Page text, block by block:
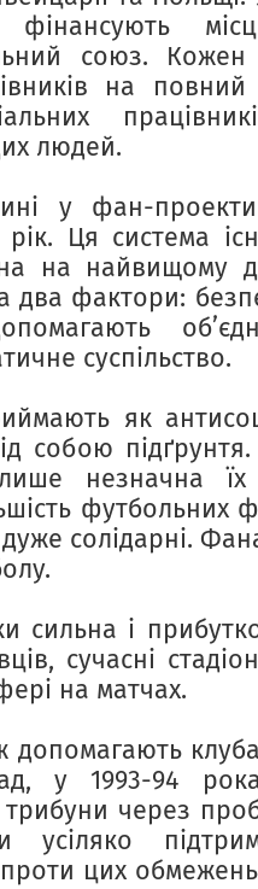
фінансують
союз.
на
людей.
у фан-проекти
рік. Ця система
на найвищому
два фактори:
суспільство.
як
собою
незначна
футбольних
солідарні.
сильна і
сучасні
на матчах.
у 1993-94
трибуни через
усіляко
цих